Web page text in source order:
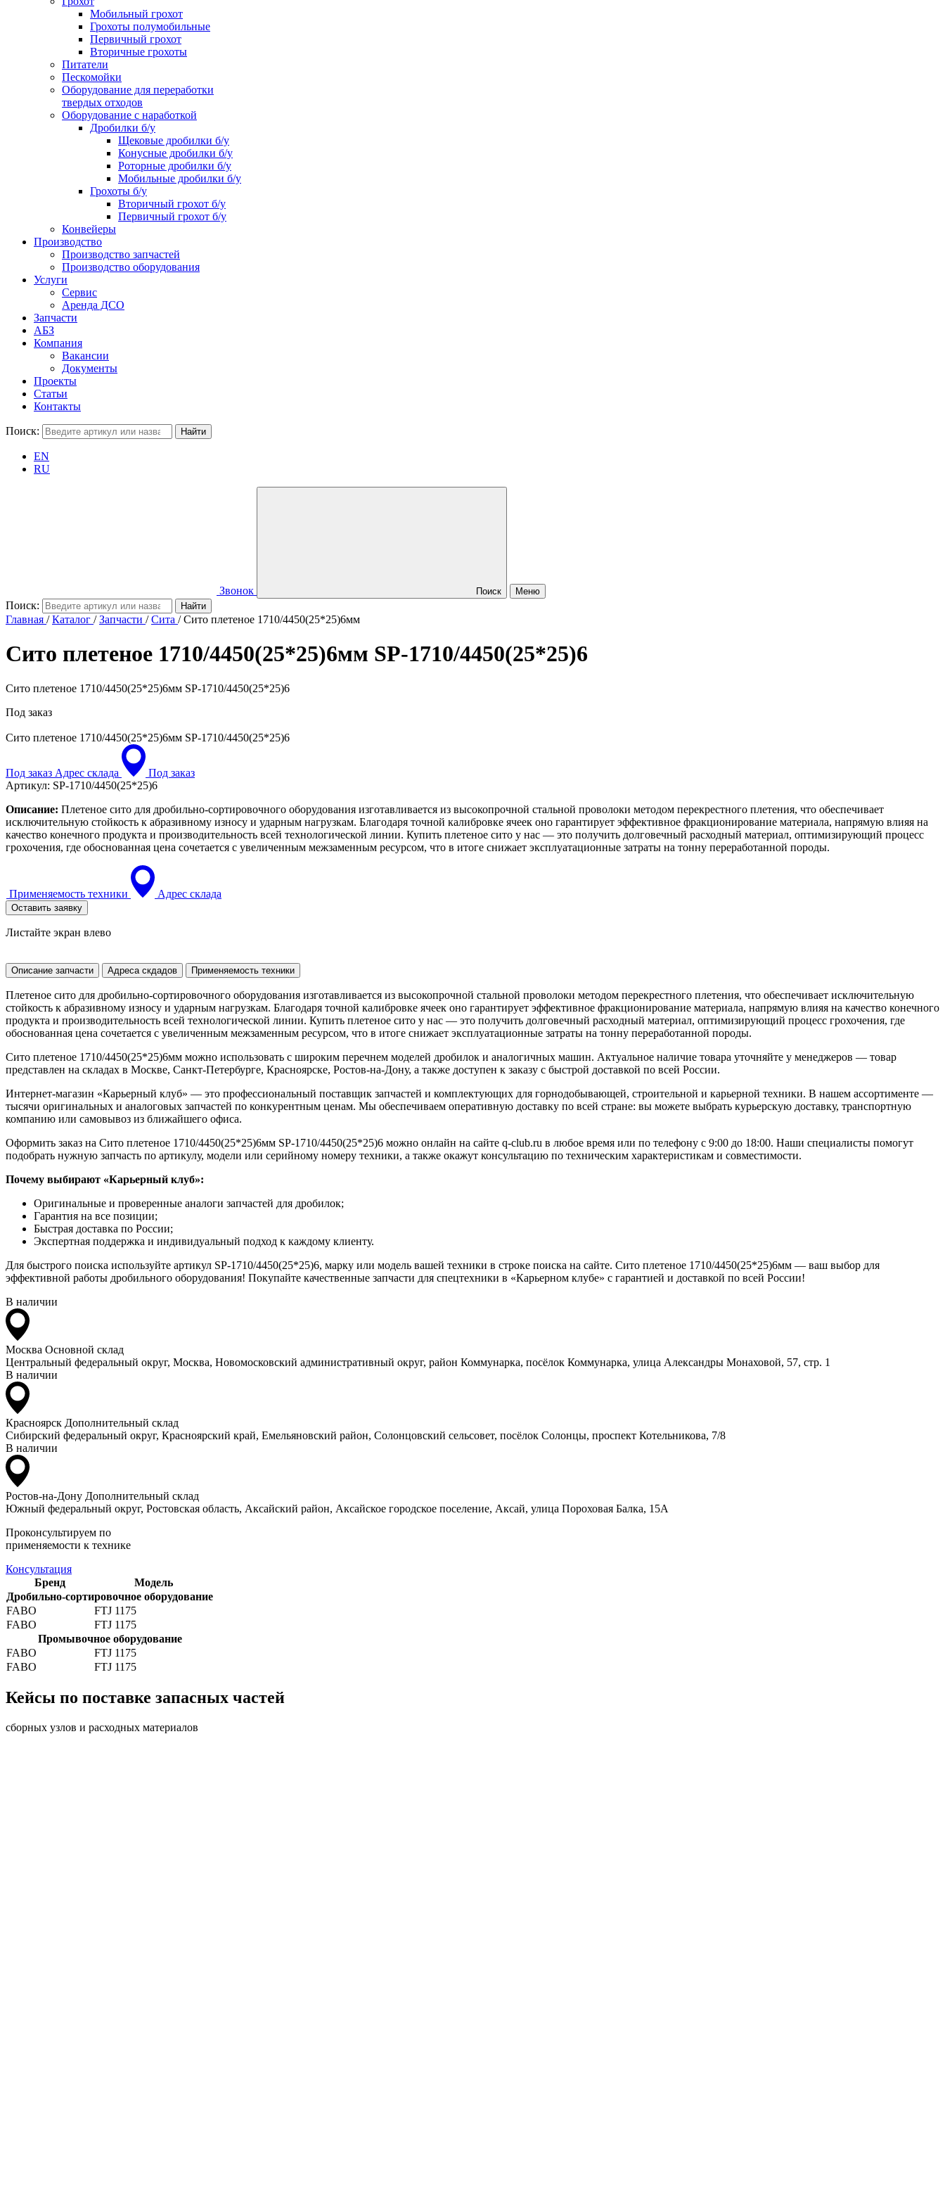
Мобильный грохот
Грохоты полумобильные
Первичный грохот
Вторичные грохоты
Питатели
Пескомойки
Оборудование для переработки
твердых отходов
Оборудование с наработкой
Дробилки б/у
Щековые дробилки б/у
Конусные дробилки б/у
Роторные дробилки б/у
Мобильные дробилки б/у
Грохоты б/у
Вторичный грохот б/у
Первичный грохот б/у
Конвейеры
Производство
Производство запчастей
Производство оборудования
Услуги
Сервис
Аренда ДСО
Запчасти
АБЗ
Компания
Вакансии
Документы
Проекты
Статьи
Контакты
Поиск:
EN
RU
Звонок Поиск Меню
Поиск:
Главная /Каталог /Запчасти /Сита /Сито плетеное 1710/4450(25*25)6мм
Сито плетеное 1710/4450(25*25)6мм SP-1710/4450(25*25)6
Сито плетеное 1710/4450(25*25)6мм SP-1710/4450(25*25)6
Под заказ
Сито плетеное 1710/4450(25*25)6мм SP-1710/4450(25*25)6
Под заказ Адрес склада
Под заказ
Артикул: SP-1710/4450(25*25)6
Описание: Плетеное сито для дробильно-сортировочного оборудования изготавливается из высокопрочной стальной проволоки методом перекрестного плетения, что обеспечивает
исключительную стойкость к абразивному износу и ударным нагрузкам. Благодаря точной калибровке ячеек оно гарантирует эффективное фракционирование материала, напрямую влияя на
качество конечного продукта и производительность всей технологической линии. Купить плетеное сито у нас — это получить долговечный расходный материал, оптимизирующий процесс
грохочения, где обоснованная цена сочетается с увеличенным межзаменным ресурсом, что в итоге снижает эксплуатационные затраты на тонну переработанной породы.
Применяемость техники Адрес склада
Оставить заявку
Листайте экран влево
Описание запчасти Адреса скдадов Применяемость техники
Плетеное сито для дробильно-сортировочного оборудования изготавливается из высокопрочной стальной проволоки методом перекрестного плетения, что обеспечивает исключительную
стойкость к абразивному износу и ударным нагрузкам. Благодаря точной калибровке ячеек оно гарантирует эффективное фракционирование материала, напрямую влияя на качество конечного
продукта и производительность всей технологической линии. Купить плетеное сито у нас — это получить долговечный расходный материал, оптимизирующий процесс грохочения, где
обоснованная цена сочетается с увеличенным межзаменным ресурсом, что в итоге снижает эксплуатационные затраты на тонну переработанной породы.
Сито плетеное 1710/4450(25*25)6мм можно использовать с широким перечнем моделей дробилок и аналогичных машин. Актуальное наличие товара уточняйте у менеджеров — товар
представлен на складах в Москве, Санкт-Петербурге, Красноярске, Ростов-на-Дону, а также доступен к заказу с быстрой доставкой по всей России.
Интернет-магазин «Карьерный клуб» — это профессиональный поставщик запчастей и комплектующих для горнодобывающей, строительной и карьерной техники. В нашем ассортименте —
тысячи оригинальных и аналоговых запчастей по конкурентным ценам. Мы обеспечиваем оперативную доставку по всей стране: вы можете выбрать курьерскую доставку, транспортную
компанию или самовывоз из ближайшего офиса.
Оформить заказ на Сито плетеное 1710/4450(25*25)6мм SP-1710/4450(25*25)6 можно онлайн на сайте q-club.ru в любое время или по телефону с 9:00 до 18:00. Наши специалисты помогут
подобрать нужную запчасть по артикулу, модели или серийному номеру техники, а также окажут консультацию по техническим характеристикам и совместимости.
Почему выбирают «Карьерный клуб»:
Оригинальные и проверенные аналоги запчастей для дробилок;
Гарантия на все позиции;
Быстрая доставка по России;
Экспертная поддержка и индивидуальный подход к каждому клиенту.
Для быстрого поиска используйте артикул SP-1710/4450(25*25)6, марку или модель вашей техники в строке поиска на сайте. Сито плетеное 1710/4450(25*25)6мм — ваш выбор для
эффективной работы дробильного оборудования! Покупайте качественные запчасти для спецтехники в «Карьерном клубе» с гарантией и доставкой по всей России!
В наличии
Москва Основной склад
Центральный федеральный округ, Москва, Новомосковский административный округ, район Коммунарка, посёлок Коммунарка, улица Александры Монаховой, 57, стр. 1
В наличии
Красноярск Дополнительный склад
Сибирский федеральный округ, Красноярский край, Емельяновский район, Солонцовский сельсовет, посёлок Солонцы, проспект Котельникова, 7/8
В наличии
Ростов-на-Дону Дополнительный склад
Южный федеральный округ, Ростовская область, Аксайский район, Аксайское городское поселение, Аксай, улица Пороховая Балка, 15А
Проконсультируем по
применяемости к технике
Консультация
Бренд
Модель
Дробильно-сортировочное оборудование
FABO
FTJ 1175
FABO
FTJ 1175
Промывочное оборудование
FABO
FTJ 1175
FABO
FTJ 1175
Кейсы по поставке запасных частей
сборных узлов и расходных материалов